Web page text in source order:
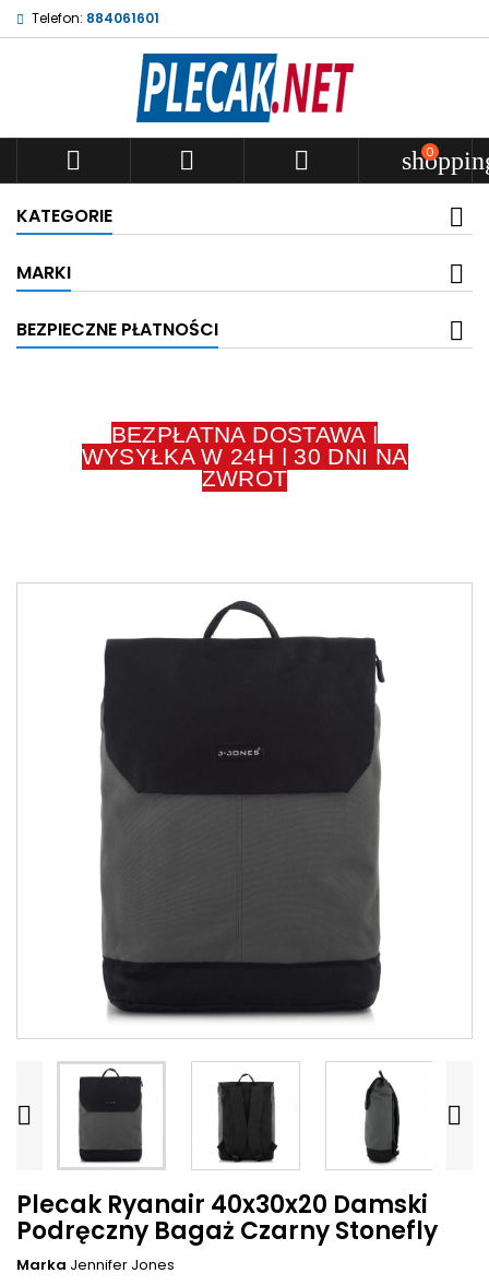
Telefon: 884061601
   0
KATEGORIE
MARKI
BEZPIECZNE PŁATNOŚCI
BEZPŁATNA DOSTAWA |
WYSYŁKA W 24H | 30 DNI NA
ZWROT
 
Plecak Ryanair 40x30x20 Damski
Podręczny Bagaż Czarny Stonefly
Marka Jennifer Jones